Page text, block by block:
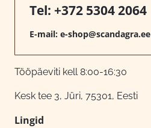
Tel: +372 5304 2064
E-mail: e-shop@scandagra.ee
Tööpäeviti kell 8:00-16:30
Kesk tee 3, Jüri, 75301, Eesti
Lingid